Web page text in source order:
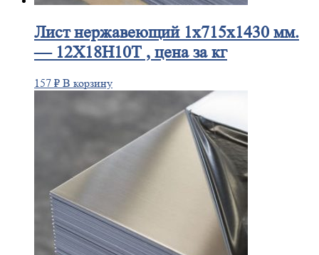
Листнержавеющий 1x715x1430 мм.
— 12Х18Н10Т , цена за кг
157 ₽ В корзину